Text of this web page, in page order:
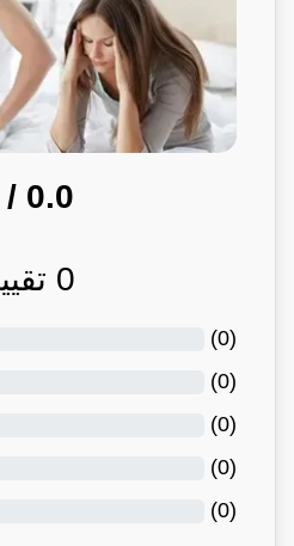
0.0
/ 5
0
(
0
)
(
0
)
(
0
)
(
0
)
(
0
)